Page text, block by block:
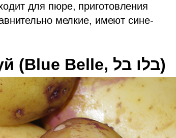
для пюре, приготовления
мелкие, имеют сине-
(Blue Belle, בלו בל)